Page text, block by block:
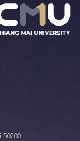
50200